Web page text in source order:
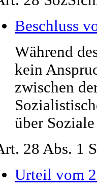
Beschluss
Während
kein
zwischen
über
28 Abs. 1
Urteil vom